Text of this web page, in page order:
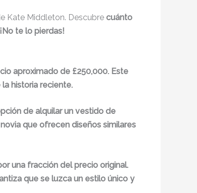
Kate Middleton. Descubre cuánto
te lo pierdas!
aproximado de £250,000. Este
historia reciente.
de alquilar un vestido de
que ofrecen diseños similares
una fracción del precio original.
que se luzca un estilo único y